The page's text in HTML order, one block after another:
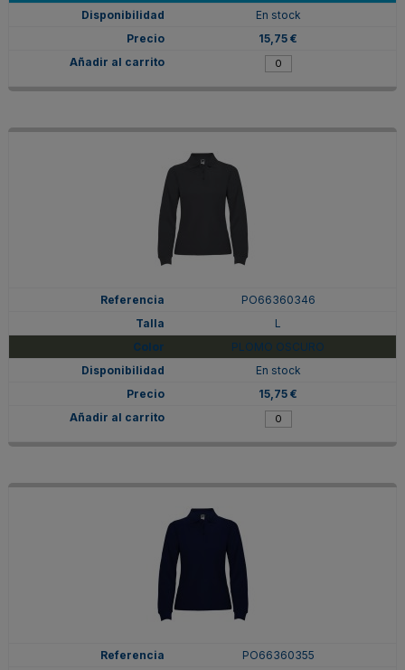
En stock
15,75 €
PO66360346
L
PLOMO OSCURO
En stock
15,75 €
PO66360355